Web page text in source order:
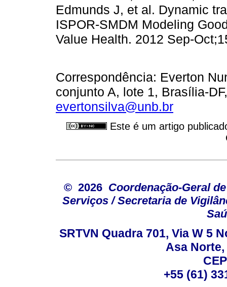
Edmunds J, et al. Dynamic
ISPOR-SMDM Modeling
Value Health. 2012 Sep-
Correspondência: Everton
conjunto A, lote 1, Brasília-
evertonsilva@unb.br
Este é um artigo
© 2026 Coordenação-Geral
Serviços / Secretaria de
SRTVN Quadra 701, Via W 5
Asa
+55 (61)